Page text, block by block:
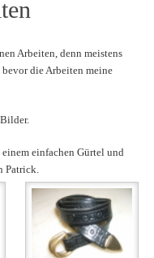
Arbeiten, denn meistens
die Arbeiten meine
einfachen Gürtel und
Patrick.